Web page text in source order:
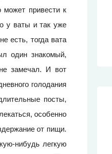
может привести к
у ваты и так уже
есть, тогда вата
один знакомый,
замечал. И вот
голодания
посты,
особенно
от пищи.
нибудь легкую